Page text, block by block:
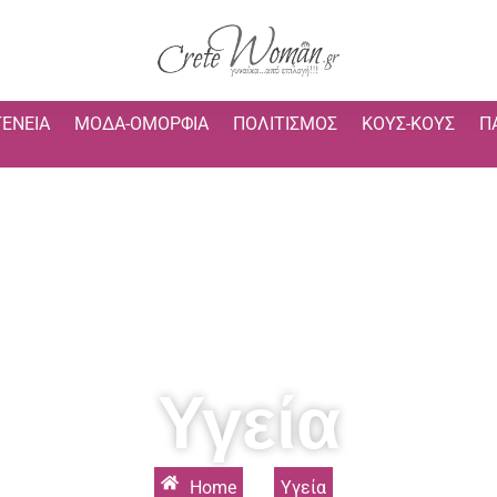
ΜΌΔΑ-ΟΜΟΡΦΙΆ ΠΟΛΙΤΙΣΜΌΣ ΚΟΥΣ-ΚΟΥΣ
Υγεία
Home Υγεία